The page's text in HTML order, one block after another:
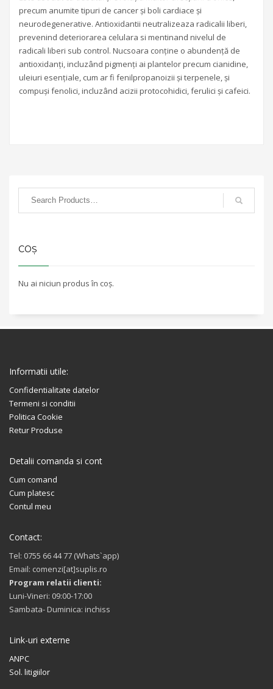
precum anumite tipuri de cancer și boli cardiace și
neurodegenerative. Antioxidantii neutralizeaza radicalii liberi,
prevenind deteriorarea celulara si mentinand nivelul de
radicali liberi sub control. Nucsoara conține o abundență de
antioxidanți, incluzând pigmenți ai plantelor precum cianidine,
uleiuri esențiale, cum ar fi fenilpropanoizii și terpenele, și
compuși fenolici, incluzând acizii protocohidici, ferulici și cafeici.
COȘ
Nu ai niciun produs în coș.
Informatii utile:
Confidentialitate datelor
Termeni si conditii
Politica Cookie
Retur Produse
Detalii comanda si cont
Cum comand
Cum platesc
Contul meu
Contact:
Tel: 0755 66 44 77 (Whats`app)
Email: comenzi[at]suplis.ro
Program relatii clienti:
Luni-Vineri: 09:00-17:00
Sambata- Duminica: inchiss
Link-uri externe
ANPC
Sol. litigiilor